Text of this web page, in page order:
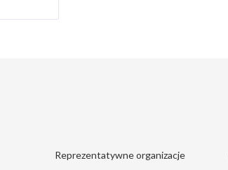
Reprezentatywne organizacje